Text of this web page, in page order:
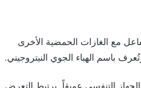
مع الغازات الحمضية الأخرى
باسم الهباء الجوي النيتروجيني.
التنفسي عميقاً. يرتبط التعرض